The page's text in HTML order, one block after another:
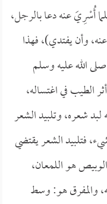
أُسْرِيَ عنه دعا بالرجل،
وأن يفتدي)، فهذا
الله عليه وسلم
الطيب في اغتساله،
شعره، وتلبيد الشعر
فتلبيد الشعر يقتضي
هو اللمعان،
والمفرق هو: وسط